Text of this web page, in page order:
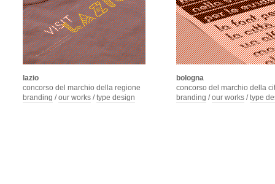
lazio
concorso del marchio della regione
branding /our works /type design
bologna
concorso del marchio della
branding /our works /type